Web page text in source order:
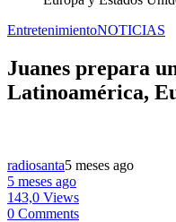
EntretenimientoNOTICIAS
Juanes prepara
Latinoamérica,
radiosanta5 meses ago
5 meses ago
143,0 Views
0 Comments